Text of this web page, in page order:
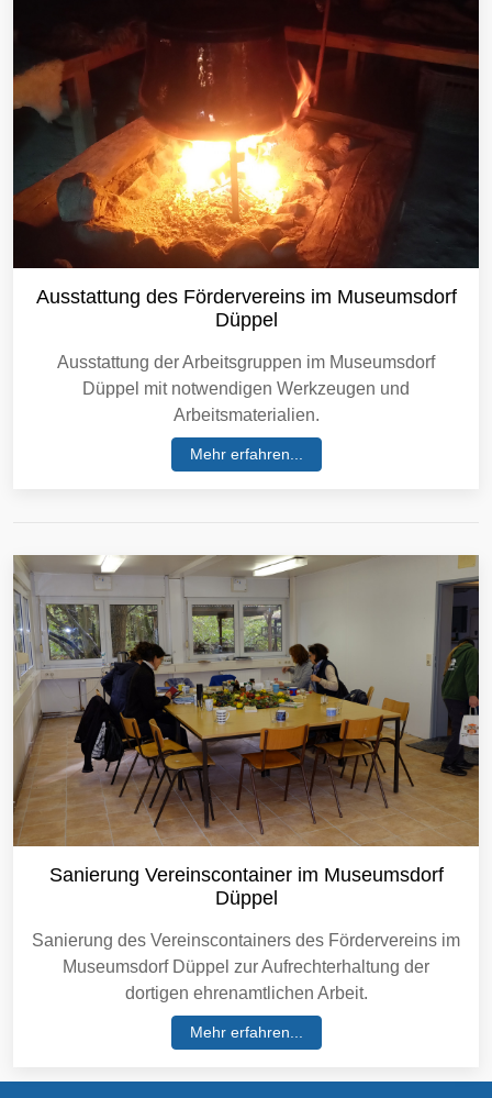
Ausstattung des Fördervereins im Museumsdorf
Düppel
Ausstattung der Arbeitsgruppen im Museumsdorf
Düppel mit notwendigen Werkzeugen und
Arbeitsmaterialien.
Mehr erfahren...
Sanierung Vereinscontainer im Museumsdorf
Düppel
Sanierung des Vereinscontainers des Fördervereins im
Museumsdorf Düppel zur Aufrechterhaltung der
dortigen ehrenamtlichen Arbeit.
Mehr erfahren...